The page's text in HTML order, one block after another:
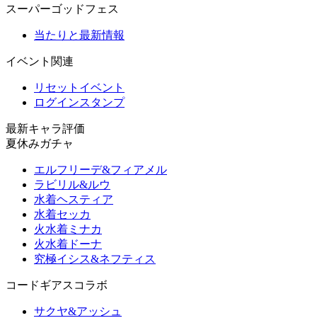
スーパーゴッドフェス
当たりと最新情報
イベント関連
リセットイベント
ログインスタンプ
最新キャラ評価
夏休みガチャ
エルフリーデ&フィアメル
ラビリル&ルウ
水着ヘスティア
水着セッカ
火水着ミナカ
火水着ドーナ
究極イシス&ネフティス
コードギアスコラボ
サクヤ&アッシュ